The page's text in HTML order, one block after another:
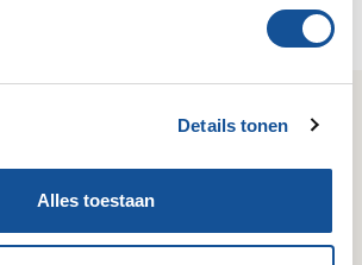
Details tonen
Alles toestaan
& 24/7
Kennis van zaken & het
juiste antwoord.